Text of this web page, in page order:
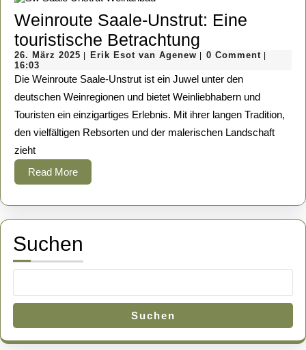
Weinroute Saale-Unstrut: Eine
touristische Betrachtung
Saale-
Unstrut:
Eine
touristische
Betrachtung
26. März 2025 26.
2025
Erik Esot van Agenew Erik
van
Agenew
0 Comment
16:03
Die Weinroute Saale-Unstrut ist ein Juwel unter den
deutschen Weinregionen und bietet Weinliebhabern und
Touristen ein einzigartiges Erlebnis. Mit ihrer langen Tradition,
den vielfältigen Rebsorten und der malerischen Landschaft
zieht
Read MoreRead
More
Suchen
Suchen